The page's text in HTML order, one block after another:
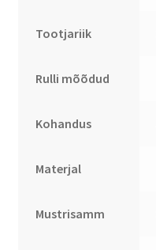
Tootjariik
Rulli mõõdud
Kohandus
Materjal
Mustrisamm